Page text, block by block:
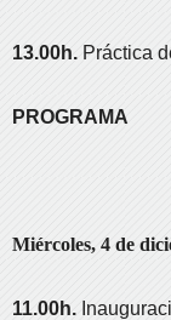
13.00h. Práctica
PROGRAMA
Miércoles, 4 de
11.00h.